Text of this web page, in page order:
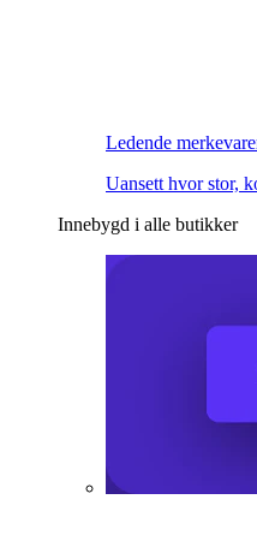
Ledende
Uansett hvor stor,
Innebygd i alle butikker